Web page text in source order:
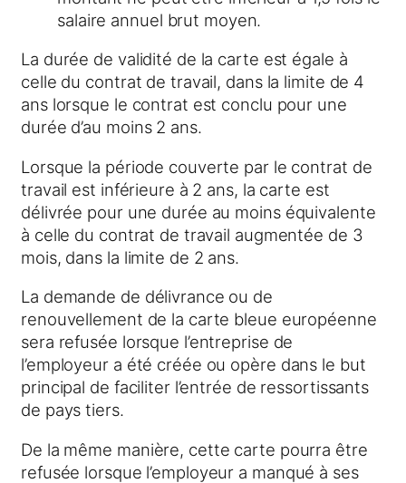
salaire annuel brut moyen.
La durée de validité de la carte est égale à
celle du contrat de travail, dans la limite de 4
ans lorsque le contrat est conclu pour une
durée d’au moins 2 ans.
Lorsque la période couverte par le contrat de
travail est inférieure à 2 ans, la carte est
délivrée pour une durée au moins équivalente
à celle du contrat de travail augmentée de 3
mois, dans la limite de 2 ans.
La demande de délivrance ou de
renouvellement de la carte bleue européenne
sera refusée lorsque l’entreprise de
l’employeur a été créée ou opère dans le but
principal de faciliter l’entrée de ressortissants
de pays tiers.
De la même manière, cette carte pourra être
refusée lorsque l’employeur a manqué à ses